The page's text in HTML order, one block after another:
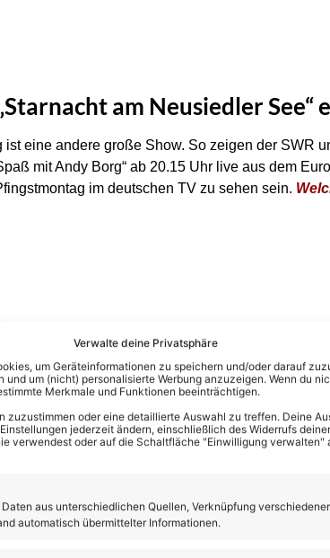
Verwalte deine Privatsphäre
um Geräteinformationen zu speichern und/oder darauf
um (nicht) personalisierte Werbung anzuzeigen. Wenn du
Merkmale und Funktionen beeinträchtigen.
zuzustimmen oder eine detaillierte Auswahl zu treffen. Deine
jederzeit ändern, einschließlich des Widerrufs
verwendest oder auf die Schaltfläche "Einwilligung verwalten"
aus unterschiedlichen Quellen, Verknüpfung
automatisch übermittelter Informationen.
am Neusiedler See“
eine andere große Show. So zeigen der SWR
mit Andy Borg“ ab 20.15 Uhr live aus dem
im deutschen TV zu sehen sein.